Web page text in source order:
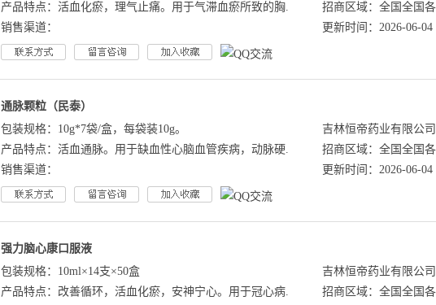
产品特点：活血化瘀，理气止痛。用于气滞血瘀所致的胸.
销售渠道：
招商区域：全国全国
更新时间：2026-06-04
通脉颗粒（民泰）
包装规格：10g*7袋/盒，每袋装10g。
产品特点：活血通脉。用于缺血性心脑血管疾病，动脉硬.
销售渠道：
吉林恒帝药业有限公司
招商区域：全国全国
更新时间：2026-06-04
强力脑心康口服液
包装规格：10ml×14支×50盒
产品特点：改善循环，活血化瘀，安神宁心。用于冠心病.
吉林恒帝药业有限公司
招商区域：全国全国